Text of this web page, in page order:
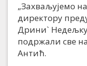
„Захваљујемо
директору
Дрини`
подржали све
Антић.